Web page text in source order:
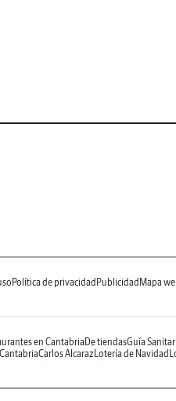
Política de privacidad Publicidad Mapa
en Cantabria De tiendasGuía
Carlos AlcarazLotería de Navidad